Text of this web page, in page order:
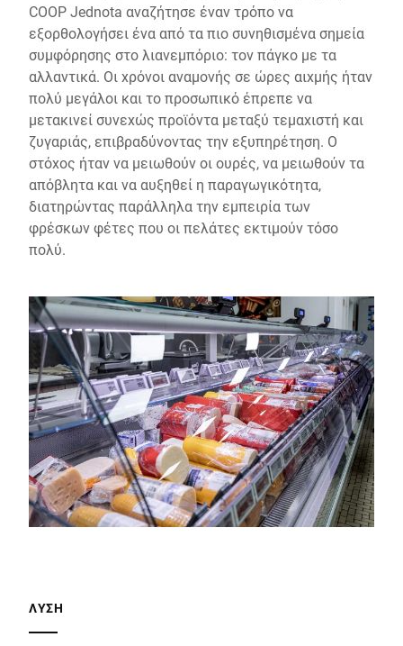
COOP Jednota αναζήτησε έναν τρόπο να
εξορθολογήσει ένα από τα πιο συνηθισμένα σημεία
συμφόρησης στο λιανεμπόριο: τον πάγκο με τα
αλλαντικά. Οι χρόνοι αναμονής σε ώρες αιχμής ήταν
πολύ μεγάλοι και το προσωπικό έπρεπε να
μετακινεί συνεχώς προϊόντα μεταξύ τεμαχιστή και
ζυγαριάς, επιβραδύνοντας την εξυπηρέτηση. Ο
στόχος ήταν να μειωθούν οι ουρές, να μειωθούν τα
απόβλητα και να αυξηθεί η παραγωγικότητα,
διατηρώντας παράλληλα την εμπειρία των
φρέσκων φέτες που οι πελάτες εκτιμούν τόσο
πολύ.
ΛΥΣΗ